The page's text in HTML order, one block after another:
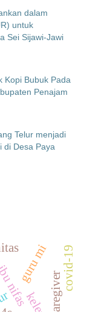
dalam
untuk
Sei Sijawi-Jawi
Kopi Bubuk Pada
Penajam
Telur menjadi
di Desa Paya
nifas
guru mi
caregiver
covid-19